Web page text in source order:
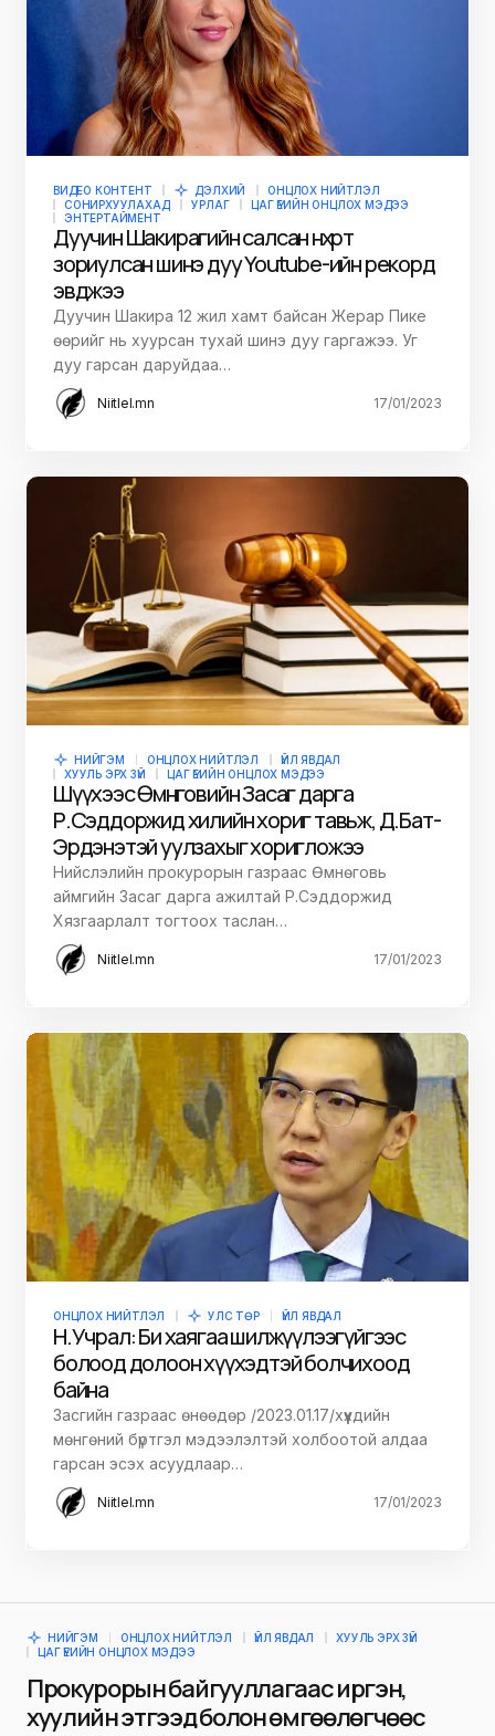
ВИДЕО КОНТЕНТ ДЭЛХИЙ
ОНЦЛОХ НИЙТЛЭЛ
СОНИРХУУЛАХАД
УРЛАГ
ЦАГ ҮЕИЙН ОНЦЛОХ МЭДЭЭ
ЭНТЕРТАЙМЕНТ
Дуучин Шакирагийн салсан нөхөртөө
зориулсан шинэ дуу Youtube-ийн рекорд
эвджээ
Дуучин Шакира 12 жил хамт байсан Жерар Пике
өөрийг нь хуурсан тухай шинэ дуу гаргажээ. Уг
дуу гарсан даруйдаа…
Niitlel.mn 17/01/2023
НИЙГЭМ ОНЦЛОХ НИЙТЛЭЛ
ҮЙЛ ЯВДАЛ
ХУУЛЬ ЭРХ ЗҮЙ
ЦАГ ҮЕИЙН ОНЦЛОХ МЭДЭЭ
Шүүхээс Өмнөговийн Засаг дарга
Р.Сэддоржид хилийн хориг тавьж, Д.Бат-
Эрдэнэтэй уулзахыг хоригложээ
Нийслэлийн прокурорын газраас Өмнөговь
аймгийн Засаг дарга ажилтай Р.Сэддоржид
Хязгаарлалт тогтоох таслан…
Niitlel.mn 17/01/2023
ОНЦЛОХ НИЙТЛЭЛ УЛС ТӨР ҮЙЛ ЯВДАЛ
Н.Учрал: Би хаягаа шилжүүлээгүйгээс
болоод долоон хүүхэдтэй болчихоод
байна
Засгийн газраас өнөөдөр /2023.01.17/хүүхдийн
мөнгөний бүртгэл мэдээлэлтэй холбоотой алдаа
гарсан эсэх асуудлаар…
Niitlel.mn 17/01/2023
НИЙГЭМ ОНЦЛОХ НИЙТЛЭЛ ҮЙЛ ЯВДАЛ
ХУУЛЬ ЭРХ ЗҮЙ
ЦАГ ҮЕИЙН ОНЦЛОХ МЭДЭЭ
Прокурорын байгууллагаас иргэн,
хуулийн этгээд болон өмгөөлөгчөөс